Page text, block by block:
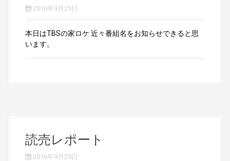
2016年9月25日
本日はTBSの家ロケ 近々番組名をお知らせできると思
います。
読売レポート
2016年9月25日